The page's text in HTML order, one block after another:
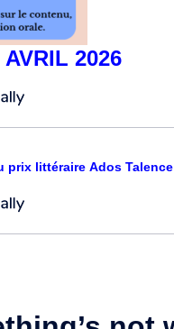
AVRIL 2026
prix littéraire Ados Talence